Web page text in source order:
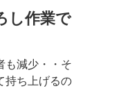
し作業で
減少・・そ
持ち上げるの